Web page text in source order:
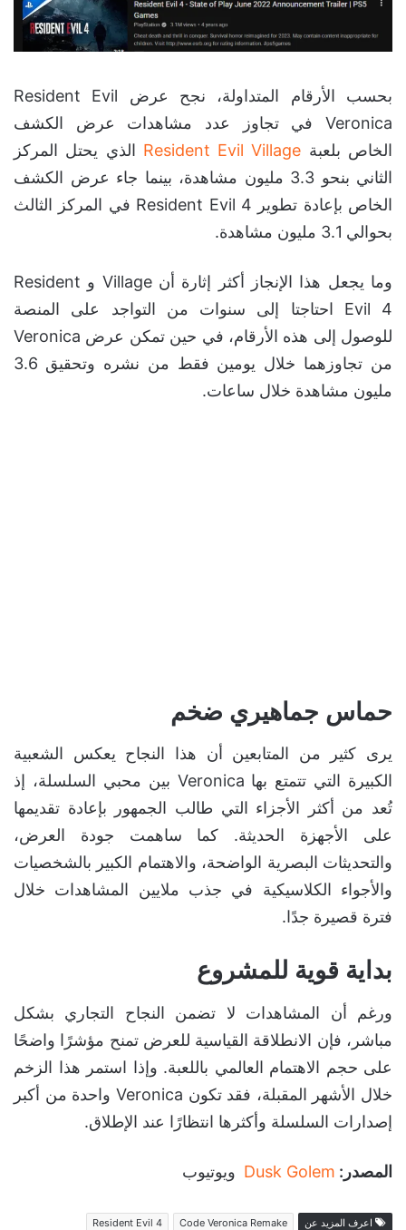
بحسب الأرقام المتداولة، نجح عرض Resident Evil
Veronica في تجاوز عدد مشاهدات عرض الكشف
الخاص بلعبة Resident Evil Village الذي يحتل المركز
الثاني بنحو 3.3 مليون مشاهدة، بينما جاء عرض الكشف
الخاص بإعادة تطوير Resident Evil 4 في المركز الثالث
بحوالي 3.1 مليون مشاهدة.
وما يجعل هذا الإنجاز أكثر إثارة أن Village و Resident
Evil 4 احتاجتا إلى سنوات من التواجد على المنصة
للوصول إلى هذه الأرقام، في حين تمكن عرض Veronica
من تجاوزهما خلال يومين فقط من نشره وتحقيق 3.6
مليون مشاهدة خلال ساعات.
حماس جماهيري ضخم
يرى كثير من المتابعين أن هذا النجاح يعكس الشعبية
الكبيرة التي تتمتع بها Veronica بين محبي السلسلة، إذ
تُعد من أكثر الأجزاء التي طالب الجمهور بإعادة تقديمها
على الأجهزة الحديثة. كما ساهمت جودة العرض،
والتحديثات البصرية الواضحة، والاهتمام الكبير بالشخصيات
والأجواء الكلاسيكية في جذب ملايين المشاهدات خلال
فترة قصيرة جدًا.
بداية قوية للمشروع
ورغم أن المشاهدات لا تضمن النجاح التجاري بشكل
مباشر، فإن الانطلاقة القياسية للعرض تمنح مؤشرًا واضحًا
على حجم الاهتمام العالمي باللعبة. وإذا استمر هذا الزخم
خلال الأشهر المقبلة، فقد تكون Veronica واحدة من أكبر
إصدارات السلسلة وأكثرها انتظارًا عند الإطلاق.
المصدر: Dusk Golem ويوتيوب
اعرف المزيد عن Code Veronica Remake
Resident Evil 4